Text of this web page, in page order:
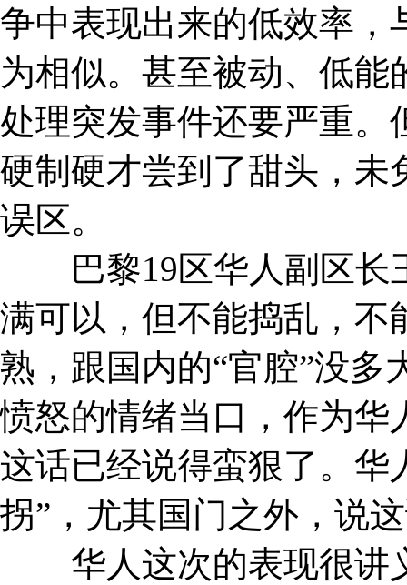
争中表现出来的低效率，
为相似。甚至被动、低
处理突发事件还要严重。
硬制硬才尝到了甜头，未
误区。
巴黎19区华人副区长
满可以，但不能捣乱，不
熟，跟国内的“官腔”没
愤怒的情绪当口，作为华
这话已经说得蛮狠了。华
拐”，尤其国门之外，说
华人这次的表现很讲